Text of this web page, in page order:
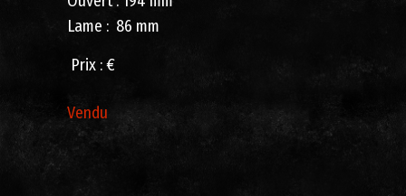
Lame : 86 mm
Prix ​​: €